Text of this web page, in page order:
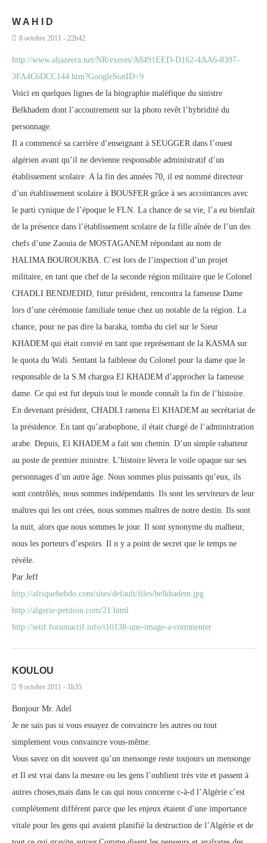
W A H I D
8 octobre 2011 - 22h42
http://www.aljazeera.net/NR/exeres/A8491EED-D162-4AA6-8397-
3FA4C6DCC144.htm?GoogleStatID=9
Voici en quelques lignes de la biographie maléfique du sinistre
Belkhadem dont l’accoutrement sur la photo revêt l’hybridité du
personnage.
Il a commencé sa carrière d’enseignant à SEUGGER dans l’ouest
algérien avant qu’il ne devienne responsable administratif d’un
établissement scolaire. A la fin des années 70, il est nommé directeur
d’un établissement scolaire à BOUSFER grâce à ses accointances avec
le parti cynique de l’époque le FLN. La chance de sa vie, l’a eu bienfait
de la présence dans l’établissement scolaire de la fille aînée de l’un des
chefs d’une Zaouia de MOSTAGANEM répondant au nom de
HALIMA BOUROUKBA. C’est lors de l’inspection d’un projet
militaire, en tant que chef de la seconde région militaire que le Colonel
CHADLI BENDJEDID, futur président, rencontra la fameuse Dame
lors d’une cérémonie familiale tenue chez un notable de la région. La
chance, pour ne pas dire la baraka, tomba du ciel sur le Sieur
KHADEM qui était convié en tant que représentant de la KASMA sur
le quota du Wali. Sentant la faiblesse du Colonel pour la dame que le
responsable de la S.M chargea El KHADEM d’approcher la fameuse
dame. Ce qui est fut depuis tout le monde connaît la fin de l’histoire.
En devenant président, CHADLI ramena El KHADEM au secrétariat de
la présidence. En tant qu’arabophone, il était chargé de l’administration
arabe. Depuis, El KHADEM a fait son chemin. D’un simple rabatteur
au poste de premier ministre. L’histoire lèvera le voile opaque sur ses
personnages d’un autre âge. Nous sommes plus puissants qu’eux, ils
sont contrôlés, nous sommes indépendants. Ils sont les serviteurs de leur
maîtres qui les ont crées, nous sommes maîtres de notre destin. Ils sont
la nuit, alors que nous sommes le jour. Il sont synonyme du malheur,
nous les porteurs d’espoirs. Il n y a point de secret que le temps ne
révèle.
Par Jeff
http://afriquehebdo.com/sites/default/files/belkhadem.jpg
http://algerie-petition.com/21.html
http://setif.forumactif.info/t10138-une-image-a-commenter
KOULOU
9 octobre 2011 - 1h35
Bonjour Mr. Adel
Je ne sais pas si vous essayez de convaincre les autres ou tout
simplement vous convaincre vous-même.
Vous savez on dit souvent qu’un mensonge reste toujours un mensonge
et Il est vrai dans la mesure ou les gens l’oublient très vite et passent à
autres choses,mais dans le cas qui nous concerne c-à-d l’Algérie c’est
complétement différent parce que les enjeux étaient d’une importance
vitale pour les gens qui avaient planifié la destruction de l’Algérie et de